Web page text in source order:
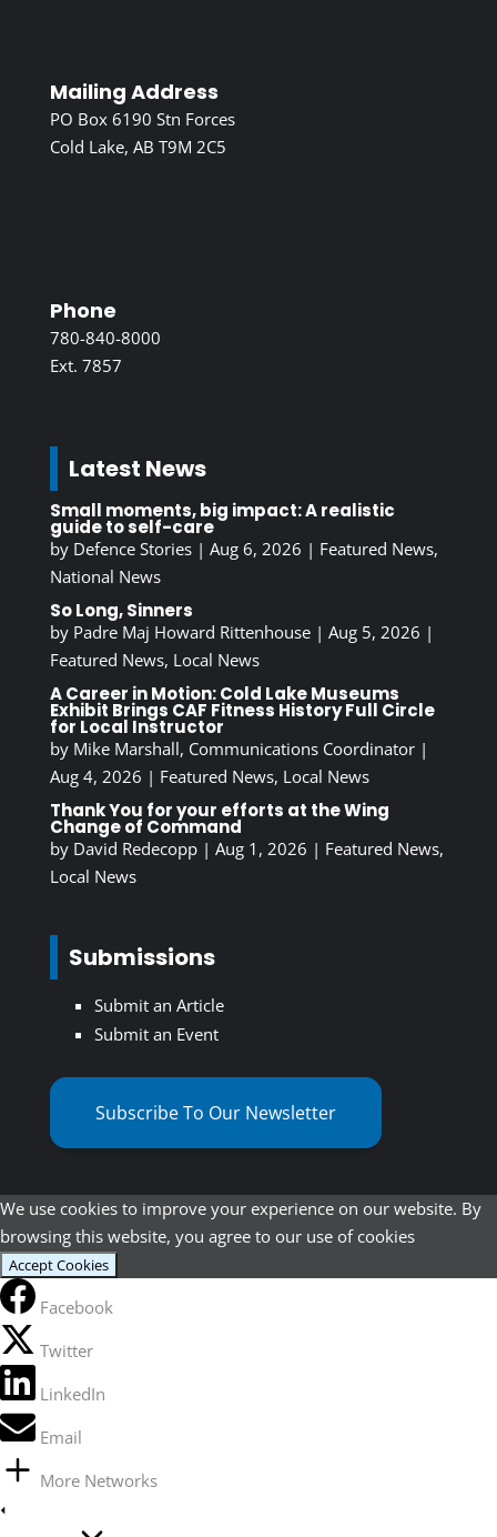
Mailing Address
PO Box 6190 Stn Forces
Cold Lake, AB T9M 2C5
Phone
780-840-8000
Ext. 7857
Latest News
Small moments, big impact: A realistic
guide to self-care
by Defence Stories| Aug 6, 2026 | Featured News,
National News
So Long, Sinners
by Padre Maj Howard Rittenhouse| Aug 5, 2026 |
Featured News, Local News
A Career in Motion: Cold Lake Museums
Exhibit Brings CAF Fitness History Full Circle
for Local Instructor
by Mike Marshall, Communications Coordinator|
Aug 4, 2026 | Featured News, Local News
Thank You for your efforts at the Wing
Change of Command
by David Redecopp| Aug 1, 2026 | Featured News,
Local News
Submissions
Submit an Article
Submit an Event
Subscribe To Our Newsletter
We use cookies to improve your experience on our website. By
browsing this website, you agree to our use of cookies
Accept Cookies
Facebook
Twitter
LinkedIn
Email
More Networks